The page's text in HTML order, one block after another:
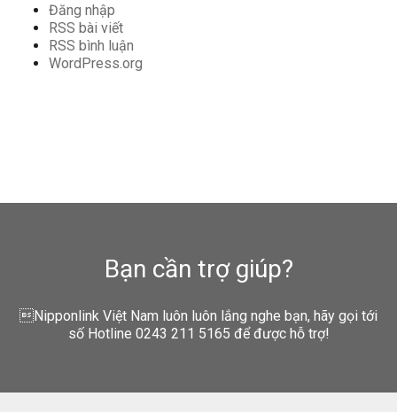
Đăng nhập
RSS bài viết
RSS bình luận
WordPress.org
Bạn cần trợ giúp?
Nipponlink Việt Nam luôn luôn lắng nghe bạn, hãy gọi tới
số Hotline 0243 211 5165 để được hỗ trợ!